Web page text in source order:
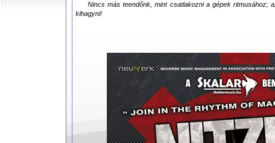
Nincs más teendőnk, mint csatlakozni a gépek ritmusához;
kihagyni!